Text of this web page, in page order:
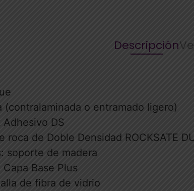
Descripción
(contralaminada o entramado ligero)
DS
roca de Doble Densidad ROCKSATE
soporte de madera
Base Plus
de fibra de vidrio